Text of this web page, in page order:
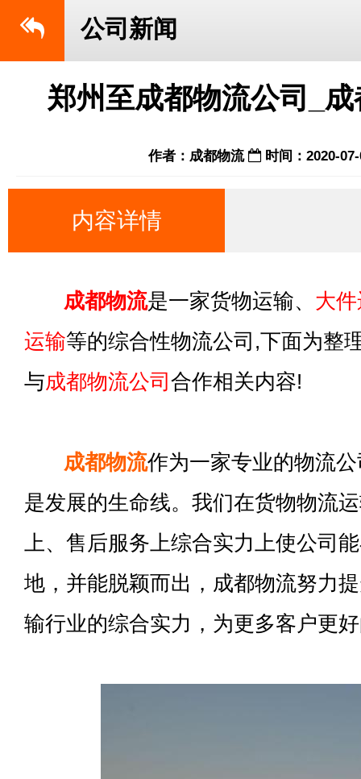
公司新闻
郑州至成都物流公司_
作者：成都物流 时间：2020-
内容详情
成都物流是一家货物运输、 大
运输等的综合性物流公司,下面为整
与成都物流公司 合作相关内容!
成都物流作为一家专业的物流
是发展的生命线。我们在货物物流
上、售后服务上综合实力上使公司
地，并能脱颖而出，成都物流努力
输行业的综合实力，为更多客户更